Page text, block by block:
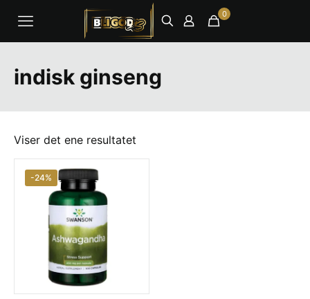
0
indisk ginseng
Viser det ene resultatet
-24%